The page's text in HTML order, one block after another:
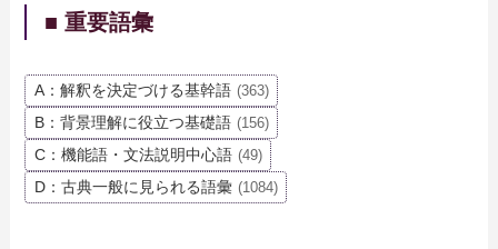
■ 重要語彙
A：解釈を決定づける基幹語 (363)
B：背景理解に役立つ基礎語 (156)
C：機能語・文法説明中心語 (49)
D：古典一般に見られる語彙 (1084)